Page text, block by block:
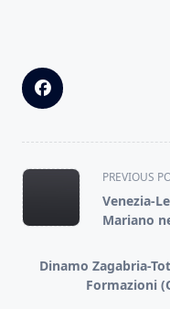
<span
class="nav-
subtitle
reader-
text">Page</span>
PREVIOUS
Venezia-
Mariano
Dinamo Zagabria-
Formazioni